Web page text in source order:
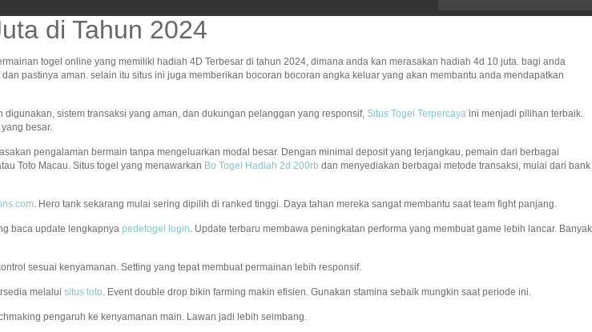
di Tahun 2024
togel online yang memiliki hadiah 4D Terbesar di tahun 2024, dimana anda kan merasakan hadiah 4d 10 juta. bagi anda
pastinya aman. selain itu situs ini juga memberikan bocoran bocoran angka keluar yang akan membantu anda mendapatkan
sistem transaksi yang aman, dan dukungan pelanggan yang responsif, Situs Togel Terpercaya ini menjadi pilihan terbaik.
besar.
pengalaman bermain tanpa mengeluarkan modal besar. Dengan minimal deposit yang terjangkau, pemain dari berbagai
Toto Macau. Situs togel yang menawarkan Bo Togel Hadiah 2d 200rb dan menyediakan berbagai metode transaksi, mulai dari bank
. Hero tank sekarang mulai sering dipilih di ranked tinggi. Daya tahan mereka sangat membantu saat team fight panjang.
baca update lengkapnya pedetogel login. Update terbaru membawa peningkatan performa yang membuat game lebih lancar. Banyak
sesuai kenyamanan. Setting yang tepat membuat permainan lebih responsif.
melalui situs toto. Event double drop bikin farming makin efisien. Gunakan stamina sebaik mungkin saat periode ini.
pengaruh ke kenyamanan main. Lawan jadi lebih seimbang.